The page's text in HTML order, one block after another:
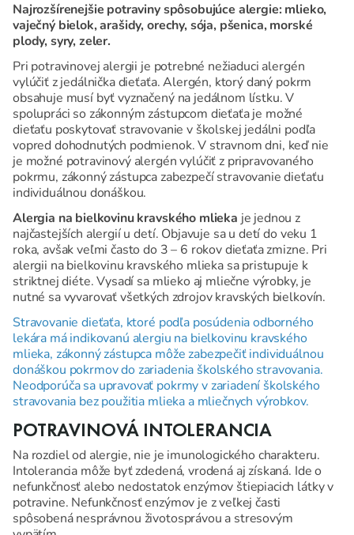
Najrozšírenejšie potraviny spôsobujúce alergie: mlieko,
vaječný bielok, arašidy, orechy, sója, pšenica, morské
plody, syry, zeler.
Pri potravinovej alergii je potrebné nežiaduci alergén
vylúčiť z jedálnička dieťaťa. Alergén, ktorý daný pokrm
obsahuje musí byť vyznačený na jedálnom lístku. V
spolupráci so zákonným zástupcom dieťaťa je možné
dieťaťu poskytovať stravovanie v školskej jedálni podľa
vopred dohodnutých podmienok. V stravnom dni, keď nie
je možné potravinový alergén vylúčiť z pripravovaného
pokrmu, zákonný zástupca zabezpečí stravovanie dieťaťu
individuálnou donáškou.
Alergia na bielkovinu kravského mlieka je jednou z
najčastejších alergií u detí. Objavuje sa u detí do veku 1
roka, avšak veľmi často do 3 – 6 rokov dieťaťa zmizne. Pri
alergii na bielkovinu kravského mlieka sa pristupuje k
striktnej diéte. Vysadí sa mlieko aj mliečne výrobky, je
nutné sa vyvarovať všetkých zdrojov kravských bielkovín.
Stravovanie dieťaťa, ktoré podľa posúdenia odborného
lekára má indikovanú alergiu na bielkovinu kravského
mlieka, zákonný zástupca môže zabezpečiť individuálnou
donáškou pokrmov do zariadenia školského stravovania.
Neodporúča sa upravovať pokrmy v zariadení školského
stravovania bez použitia mlieka a mliečnych výrobkov.
POTRAVINOVÁ INTOLERANCIA
Na rozdiel od alergie, nie je imunologického charakteru.
Intolerancia môže byť zdedená, vrodená aj získaná. Ide o
nefunkčnosť alebo nedostatok enzýmov štiepiacich látky v
potravine. Nefunkčnosť enzýmov je z veľkej časti
spôsobená nesprávnou životosprávou a stresovým